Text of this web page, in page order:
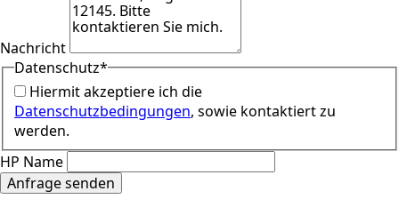
Nachricht
Datenschutz*
Hiermit akzeptiere ich die
Datenschutzbedingungen, sowie kontaktiert zu
werden.
HP Name
Anfrage senden